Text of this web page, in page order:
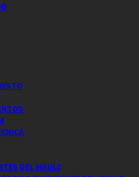
DEL MAULE